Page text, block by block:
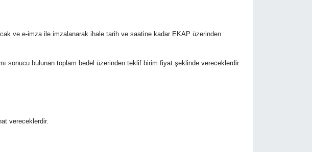
ve e-imza ile imzalanarak ihale tarih ve saatine kadar EKAP üzerinden
sonucu bulunan toplam bedel üzerinden teklif birim fiyat şeklinde vereceklerdir.
vereceklerdir.